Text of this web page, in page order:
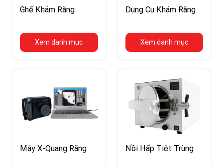
Ghế Khám Răng
Xem danh mục
Dụng Cụ Khám Răng
Xem danh mục
Máy X-Quang Răng Nồi Hấp Tiệt Trùng